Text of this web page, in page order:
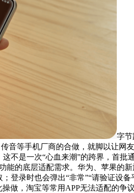
字节
音等手机厂商的合做，就脚以让
不是一次“心血来潮”的跨界，首
能的底层适配需求。华为、苹果的
登录时也会弹出“非常”“请验证设
做，淘宝等常用APP无法适配的